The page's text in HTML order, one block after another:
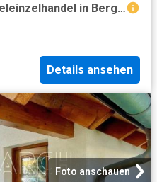
Renditeobjekt: Lebensmitteleinzelhandel in Berg am Laim mit Top Mieter provisionsfrei
Details ansehen
Foto anschauen